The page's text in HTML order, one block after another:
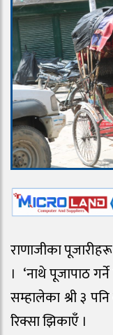
राणाजीका
। ‘नाथे पूजापाठ
सम्हालेका श्री ३
रिक्सा झिकाएँ ।